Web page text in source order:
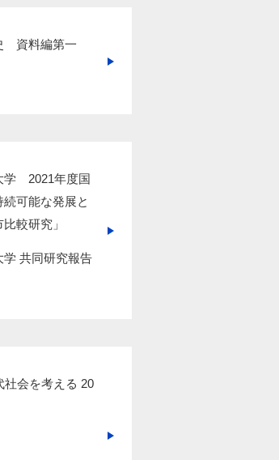
資料編第一
学 2021年度国
可能な発展と
較研究」
共同研究報告
社会を考える 20